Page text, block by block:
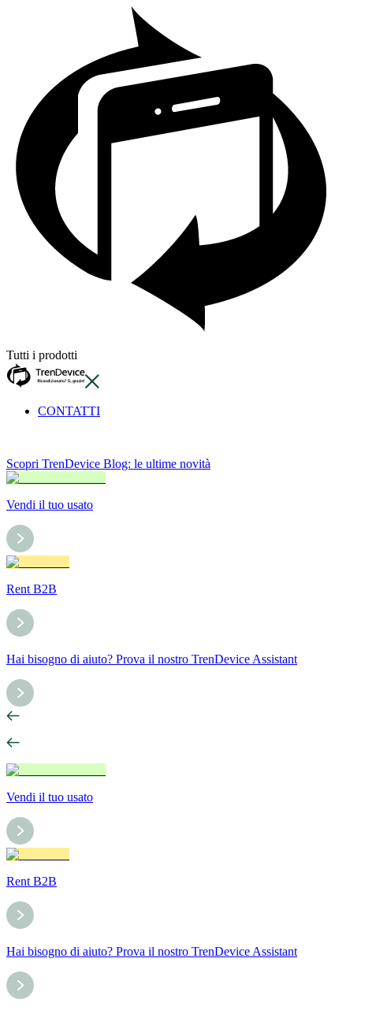
Tutti i prodotti
CONTATTI
Scopri TrenDevice Blog: le ultime novità
Vendi il tuo usato
Rent B2B
Hai bisogno di aiuto? Prova il nostro TrenDevice Assistant
Vendi il tuo usato
Rent B2B
Hai bisogno di aiuto? Prova il nostro TrenDevice Assistant